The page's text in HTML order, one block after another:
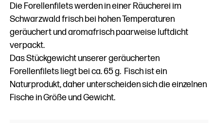
Die Forellenfilets werden in einer Räucherei im
Schwarzwald frisch bei hohen Temperaturen
geräuchert und aromafrisch paarweise luftdicht
verpackt.
Das Stückgewicht unserer geräucherten
Forellenfilets liegt bei ca. 65 g. Fisch ist ein
Naturprodukt, daher unterscheiden sich die einzelnen
Fische in Größe und Gewicht.